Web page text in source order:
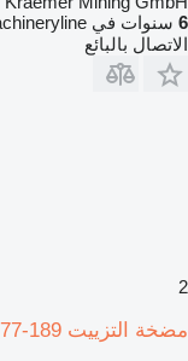
6 سنوات في Machineryline
الاتصال بالبائع
2
مضخة التزييت 189-8777 لـ بلدوزر Caterpillar 953C